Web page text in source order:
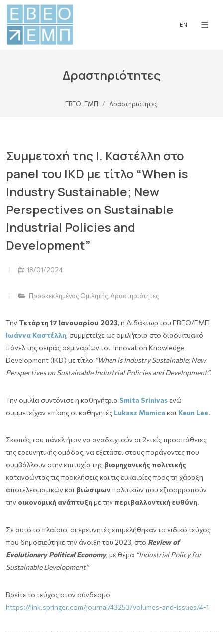
EN
Δραστηριότητες
ΕΒΕΟ-ΕΜΠ Δραστηριότητες
Συμμετοχή της Ι. Καστέλλη στο
panel του IKD με τίτλο “When is
Industry Sustainable; New
Perspectives on Sustainable
Industrial Policies and
Development”
18/01/2024
Προσκεκλημένος Ομιλητής, Δραστηριότητες
Την Τετάρτη 17 Ιανουαρίου 2023, η Διδάκτωρ του ΕΒΕΟ/ΕΜΠ
Ιωάννα Καστέλλη, συμμετείχε ως ομιλήτρια στο διαδικτυακό
πάνελ της σειράς σεμιναρίων του Innovation Knowledge
Development (IKD) με τίτλο “When is Industry Sustainable; New
Perspectives on Sustainable Industrial Policies and Development”.
Την ομιλία συντόνισε η καθηγήτρια Smita Srinivas ενώ
συμμετείχαν επίσης οι καθηγητές Lukasz Mamica και Keun Lee.
Σκοπός του πάνελ ήταν να αναδειχτούν οι 2ετείς προσπάθειες
της ερευνητικής ομάδας, να εξετάσει στους παράγοντες που
συμβάλλουν στην επιτυχία της βιομηχανικής πολιτικής
κατανοώντας τις προκλήσεις και τις ευκαιρίες προς τη χάραξη
αποτελεσματικών και βιώσιμωνπολιτικών που εξισορροπούν
την οικονομική ανάπτυξη με την περιβαλλοντική ευθύνη.
Σε αυτό το πλαίσιο, οι ερευνητές επιμελήθηκαν το ειδικό τεύχος
που δημοσιεύτηκε την άνοιξη του 2023, στο Review of
Evolutionary Political Economy, με θέμα “Industrial Policy for
Sustainable Development”
Βρείτε το τεύχος στον σύνδεσμο:
https://link.springer.com/journal/43253/volumes-and-issues/4-1